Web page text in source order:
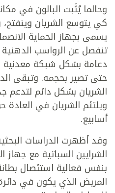
وحالما يُثَبت البالون في
كي يتوسع الشريان
يسمى بجهاز الحماية
تنفصل عن الرواسب
دعامة بشكل شبكة معدنية
حتى تصير بحجمه. وتبقى
الشريان بشكل دائم لتدعم
ويلتئم الشريان في العادة
أسابيع.
وقد أظهرت الدراسات
الشرايين السباتية مع جهاز
بنفس فعالية استئصال
المريض الذي يكون في